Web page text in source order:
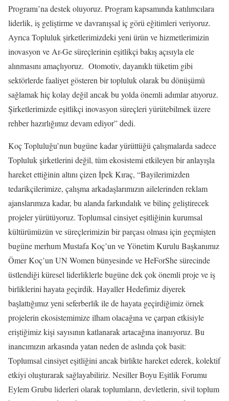
Programı’na destek oluyoruz. Program kapsamında katılımcılara
liderlik, iş geliştirme ve davranışsal iç görü eğitimleri veriyoruz.
Ayrıca Topluluk şirketlerimizdeki yeni ürün ve hizmetlerimizin
inovasyon ve Ar-Ge süreçlerinin eşitlikçi bakış açısıyla ele
alınmasını amaçlıyoruz. Otomotiv, dayanıklı tüketim gibi
sektörlerde faaliyet gösteren bir topluluk olarak bu dönüşümü
sağlamak hiç kolay değil ancak bu yolda önemli adımlar atıyoruz.
Şirketlerimizde eşitlikçi inovasyon süreçleri yürütebilmek üzere
rehber hazırlığımız devam ediyor” dedi.
Koç Topluluğu’nun bugüne kadar yürüttüğü çalışmalarda sadece
Topluluk şirketlerini değil, tüm ekosistemi etkileyen bir anlayışla
hareket ettiğinin altını çizen İpek Kıraç, “Bayilerimizden
tedarikçilerimize, çalışma arkadaşlarımızın ailelerinden reklam
ajanslarımıza kadar, bu alanda farkındalık ve bilinç geliştirecek
projeler yürütüyoruz. Toplumsal cinsiyet eşitliğinin kurumsal
kültürümüzün ve süreçlerimizin bir parçası olması için geçmişten
bugüne merhum Mustafa Koç’un ve Yönetim Kurulu Başkanımız
Ömer Koç’un UN Women bünyesinde ve HeForShe sürecinde
üstlendiği küresel liderliklerle bugüne dek çok önemli proje ve iş
birliklerini hayata geçirdik. Hayaller Hedefimiz diyerek
başlattığımız yeni seferberlik ile de hayata geçirdiğimiz örnek
projelerin ekosistemimize ilham olacağına ve çarpan etkisiyle
eriştiğimiz kişi sayısının katlanarak artacağına inanıyoruz. Bu
inancımızın arkasında yatan neden de aslında çok basit:
Toplumsal cinsiyet eşitliğini ancak birlikte hareket ederek, kolektif
etkiyi oluşturarak sağlayabiliriz. Nesiller Boyu Eşitlik Forumu
Eylem Grubu liderleri olarak toplumların, devletlerin, sivil toplum